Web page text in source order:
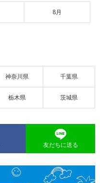
8月
神奈川県 千葉県
栃木県 茨城県
友だちに送る